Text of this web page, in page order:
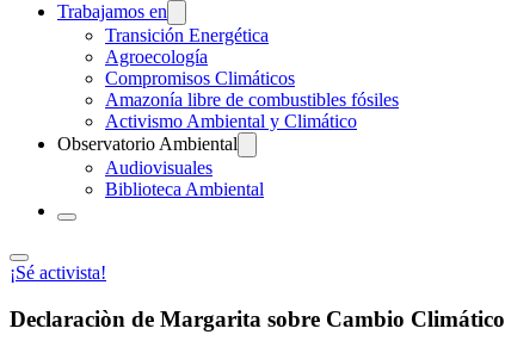
Trabajamos en
Transición Energética
Agroecología
Compromisos Climáticos
Amazonía libre de combustibles fósiles
Activismo Ambiental y Climático
Observatorio Ambiental
Audiovisuales
Biblioteca Ambiental
¡Sé activista!
Declaraciòn de Margarita sobre Cambio Climático